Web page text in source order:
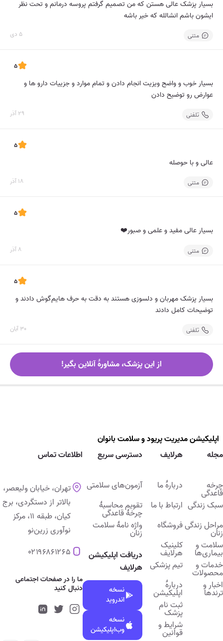
بسیار پزشک عالی هستن که من تصمیم گرفتم پروسه درمانم و تحت نظر
ایشون باشم انشالله که خیر باشه
متنی 5 دی
5
بسیار خوب و واضح ویزیت انجام دادن و تمام موارد و جزییات دارو ها و
عوارض رو توضیح دادن
تلفنی 29 آذر
5
عالی و با حوصله
متنی 18 آذر
5
بسیار عالی مفید و علمی و صبور❤️
متنی 8 آذر
5
بسیار پزشک مهربان و دلسوزی هستند به دقت به حرف هایم‌گوش دادند و
توضیحات کامل دادند
تلفنی 30 آبان
از این پزشک، مشاورۀ آنلاین بگیر!
اپلیکیشن ﻣﺪﯾﺮﯾﺖ پریود و ﺳﻼﻣﺖ ﺑﺎﻧﻮان
مجله
چرخه
قاعدگی
سبک زندگی
مراحل زندگی
زنان
سلامت و
بیماری‌ها
خدمات و
محصولات
اخبار و
ترندها
هرلایف
دربارۀ ما
ارتباط با ما
فروشگاه
کلینیک
هرلایف
تیم پزشکی
دربارۀ
اپلیکیشن
ثبت نام
پزشک
شرایط و
قوانین
دسترسی سریع
آزمون‌های سلامتی
تقویم محاسبۀ
چرخۀ قاعدگی
واژه نامۀ سلامت
زنان
دریافت اپلیکیشن
هرلایف
نسخه
اندروید
نسخه
وب‌اپلیکیشن
اطلاعات تماس
تهران، خیابان ولیعصر،
بالاتر از دستگردی، برج
کیان، طبقه ۱۱، مرکز
نوآوری زرین‌نو
۰۲۱۹۶۸۶۱۲۶۵
ما را در صفحات اجتماعی
دنبال کنید